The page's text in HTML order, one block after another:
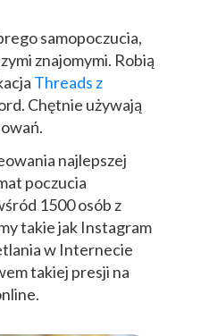
samopoczucia,
znajomymi. Robią
Threads z
Chętnie używają
najlepszej
poczucia
1500 osób z
takie jak Instagram
w Internecie
takiej presji na